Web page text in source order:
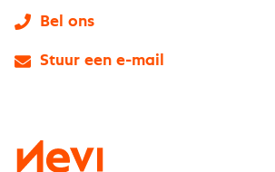
Bel ons
Stuur een e-mail